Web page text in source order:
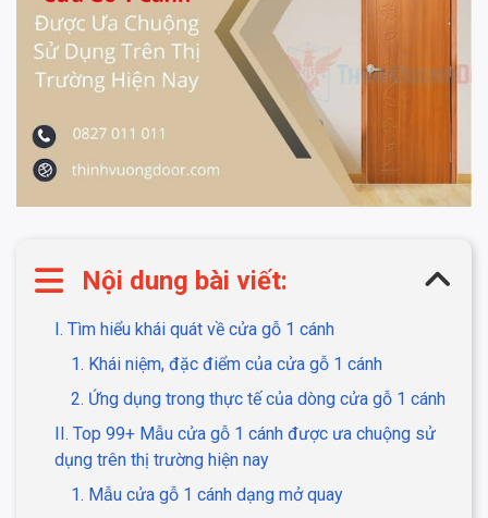
Nội dung bài viết:
I. Tìm hiểu khái quát về cửa gỗ 1 cánh
1. Khái niệm, đặc điểm của cửa gỗ 1 cánh
2. Ứng dụng trong thực tế của dòng cửa gỗ 1 cánh
II. Top 99+ Mẫu cửa gỗ 1 cánh được ưa chuộng sử
dụng trên thị trường hiện nay
1. Mẫu cửa gỗ 1 cánh dạng mở quay